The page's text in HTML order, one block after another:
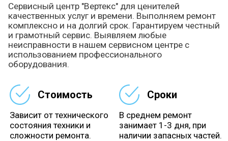
Сервисный центр "Вертекс" для ценителей
качественных услуг и времени. Выполняем ремонт
комплексно и на долгий срок. Гарантируем честный
и грамотный сервис. Выявляем любые
неисправности в нашем сервисном центре с
использованием профессионального
оборудования.
Стоимость
Зависит от технического
состояния техники и
сложности ремонта.
Сроки
В среднем ремонт
занимает 1-3 дня, при
наличии запасных частей.